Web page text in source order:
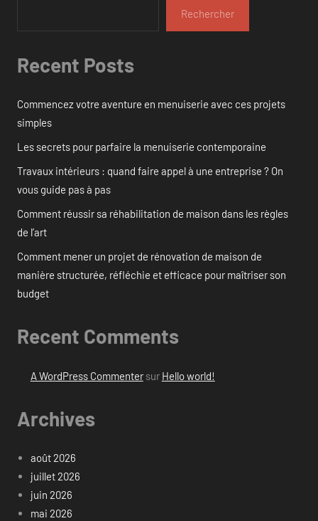
Rechercher
Recent Posts
Commencez votre aventure en menuiserie avec ces projets
simples
Les secrets pour parfaire la menuiserie contemporaine
Travaux intérieurs : quand faire appel à une entreprise ? On
vous guide pas à pas
Comment réussir sa réhabilitation de maison dans les règles
de l’art
Comment mener un projet de rénovation de maison de
manière structurée, réfléchie et efficace pour maîtriser son
budget
Recent Comments
A WordPress Commentersur Hello world!
Archives
août 2026
juillet 2026
juin 2026
mai 2026